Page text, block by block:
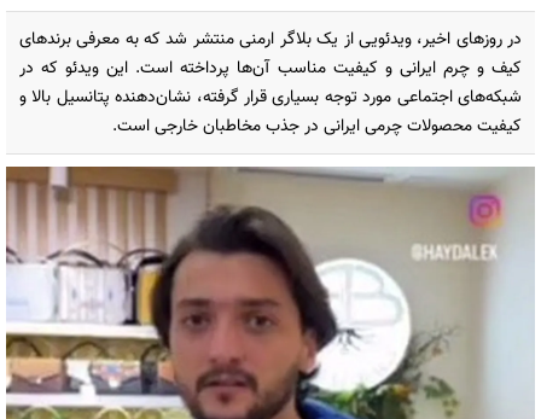
در روزهای اخیر، ویدئویی از یک بلاگر ارمنی منتشر شد که به معرفی برندهای
کیف و چرم ایرانی و کیفیت مناسب آن‌ها پرداخته است. این ویدئو که در
شبکه‌های اجتماعی مورد توجه بسیاری قرار گرفته، نشان‌دهنده پتانسیل بالا و
کیفیت محصولات چرمی ایرانی در جذب مخاطبان خارجی است.